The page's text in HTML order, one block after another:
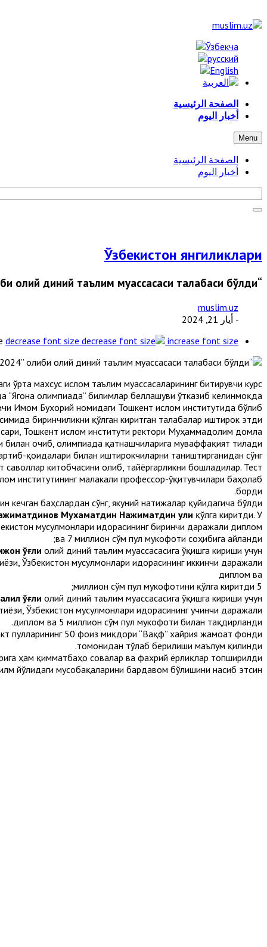
الصفحة الرئيسية
أخبار اليوم
Menu
الصفحة الرئيسية
أخبار اليوم
Ўзбекистон янгиликлари
“Ягона олимпиада–2024” ғолиби олий диний таълим муассасаси талабаси бўлди
muslim.uz
- أيار 21, 2024
decrease font size increase font size
махсус ислом таълим муассасаларининг битирувчи курс
“Ягона олимпиада” билимлар беллашуви ўтказиб келинмоқда.
Имом Бухорий номидаги Тошкент ислом институтида бўлиб
биринчиликни қўлган киритган талабалар иштирок этди.
Тошкент ислом институти ректори Муҳаммадолим домла
очиб, олимпиада қатнашчиларига муваффақият тилади.
қоидалари билан иштирокчиларни таништирганидан сўнг
китобчасини олиб, тайёргарликни бошладилар. Тест
институтининг малакали профессор-ўқитувчилари баҳолаб
борди.
кечган баҳслардан сўнг, якуний натижалар қуйидагича бўлди:
Мухаматдин Нажиматдин ули қўлга киритди. У
мусулмонлари идорасининг биринчи даражали диплом
ва 7 миллион сўм пул мукофоти соҳибига айланди;
ўғли олий диний таълим муассасасига ўқишга кириши учун
Ўзбекистон мусулмонлари идорасининг иккинчи даражали
диплом ва
5 миллион сўм пул мукофотини қўлга киритди;
ўғли олий диний таълим муассасасига ўқишга кириши учун
Ўзбекистон мусулмонлари идорасининг учинчи даражали
диплом ва 5 миллион сўм пул мукофоти билан тақдирланди.
пулларининг 50 фоиз миқдори “Вақф” хайрия жамоат фонди
томонидан тўлаб берилиши маълум қилинди.
ҳам қимматбаҳо совғалар ва фахрий ёрлиқлар топширилди.
йўлидаги мусобақаларини бардавом бўлишини насиб этсин!